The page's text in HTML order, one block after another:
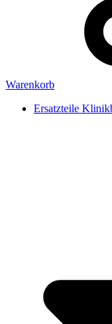
Warenkorb
Ersatzteile